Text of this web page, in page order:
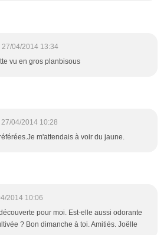
27/04/2014 13:34
vu en gros planbisous
27/04/2014 10:28
m'attendais à voir du jaune.
2014 10:06
pour moi. Est-elle aussi odorante
? Bon dimanche à toi. Amitiés. Joëlle